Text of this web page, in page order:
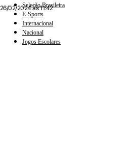
Seleção Brasileira
E-Sports
Internacional
Nacional
Jogos Escolares
26/02/2024 às 11:42